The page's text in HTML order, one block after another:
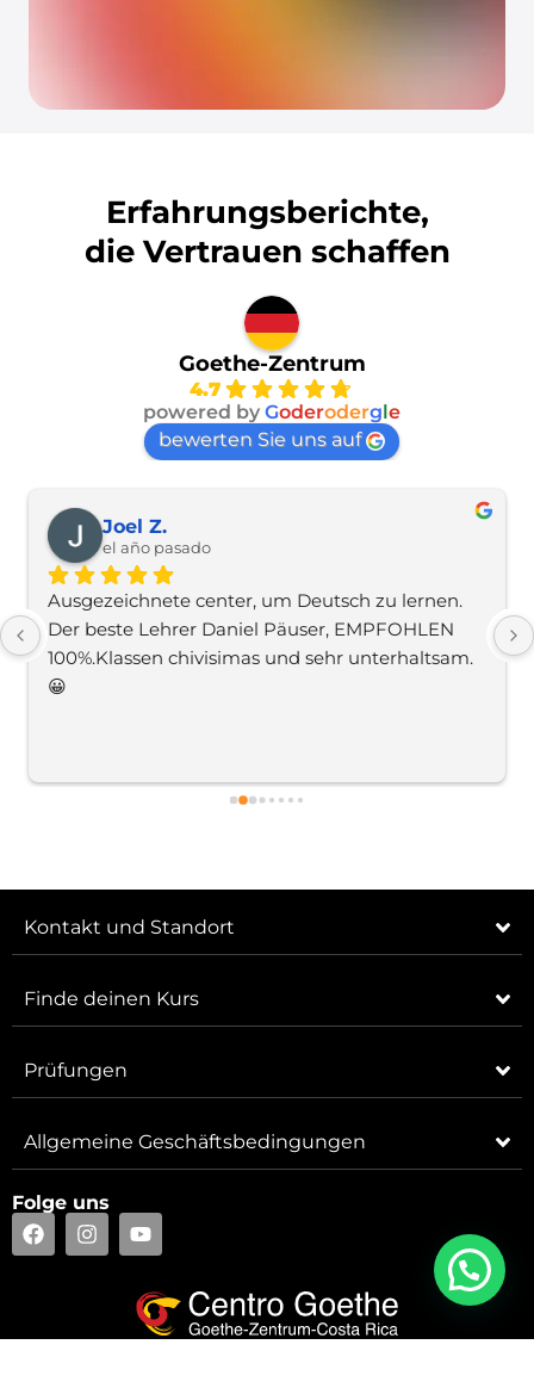
Erfahrungsberichte,
die Vertrauen schaffen
Goethe-Zentrum
4.7
powered by Goderodergle
bewerten Sie uns auf
Joel Z.
el año pasado
Ausgezeichnete center, um Deutsch zu lernen.
Der beste Lehrer Daniel Päuser, EMPFOHLEN
100%.Klassen chivisimas und sehr unterhaltsam.
😀
Kontakt und Standort
Finde deinen Kurs
Prüfungen
Allgemeine Geschäftsbedingungen
Folge uns